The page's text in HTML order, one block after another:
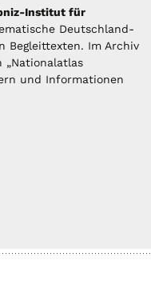
Institut für
Deutschland-
Begleittexten. Im Archiv
„Nationalatlas
und Informationen